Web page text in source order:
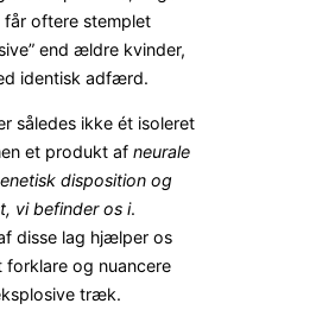
oftere stemplet
end ældre kvinder,
identisk adfærd.
således ikke ét isoleret
et produkt af neurale
disposition og
vi befinder os i.
disse lag hjælper os
forklare og nuancere
træk.